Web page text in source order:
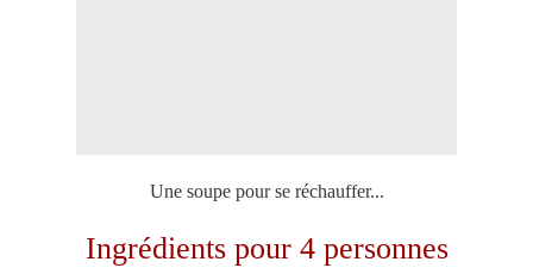
Une soupe pour se réchauffer...
Ingrédients pour 4 personnes